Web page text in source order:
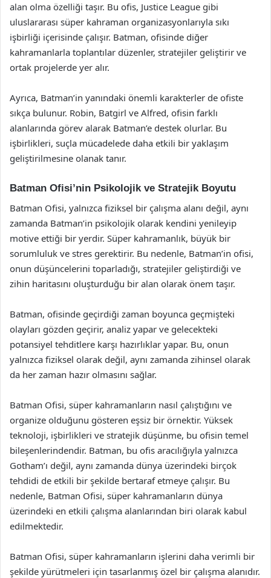
alan olma özelliği taşır. Bu ofis, Justice League gibi
uluslararası süper kahraman organizasyonlarıyla sıkı
işbirliği içerisinde çalışır. Batman, ofisinde diğer
kahramanlarla toplantılar düzenler, stratejiler geliştirir ve
ortak projelerde yer alır.
Ayrıca, Batman’in yanındaki önemli karakterler de ofiste
sıkça bulunur. Robin, Batgirl ve Alfred, ofisin farklı
alanlarında görev alarak Batman’e destek olurlar. Bu
işbirlikleri, suçla mücadelede daha etkili bir yaklaşım
geliştirilmesine olanak tanır.
Batman Ofisi’nin Psikolojik ve Stratejik Boyutu
Batman Ofisi, yalnızca fiziksel bir çalışma alanı değil, aynı
zamanda Batman’in psikolojik olarak kendini yenileyip
motive ettiği bir yerdir. Süper kahramanlık, büyük bir
sorumluluk ve stres gerektirir. Bu nedenle, Batman’in ofisi,
onun düşüncelerini toparladığı, stratejiler geliştirdiği ve
zihin haritasını oluşturduğu bir alan olarak önem taşır.
Batman, ofisinde geçirdiği zaman boyunca geçmişteki
olayları gözden geçirir, analiz yapar ve gelecekteki
potansiyel tehditlere karşı hazırlıklar yapar. Bu, onun
yalnızca fiziksel olarak değil, aynı zamanda zihinsel olarak
da her zaman hazır olmasını sağlar.
Batman Ofisi, süper kahramanların nasıl çalıştığını ve
organize olduğunu gösteren eşsiz bir örnektir. Yüksek
teknoloji, işbirlikleri ve stratejik düşünme, bu ofisin temel
bileşenlerindendir. Batman, bu ofis aracılığıyla yalnızca
Gotham’ı değil, aynı zamanda dünya üzerindeki birçok
tehdidi de etkili bir şekilde bertaraf etmeye çalışır. Bu
nedenle, Batman Ofisi, süper kahramanların dünya
üzerindeki en etkili çalışma alanlarından biri olarak kabul
edilmektedir.
Batman Ofisi, süper kahramanların işlerini daha verimli bir
şekilde yürütmeleri için tasarlanmış özel bir çalışma alanıdır.